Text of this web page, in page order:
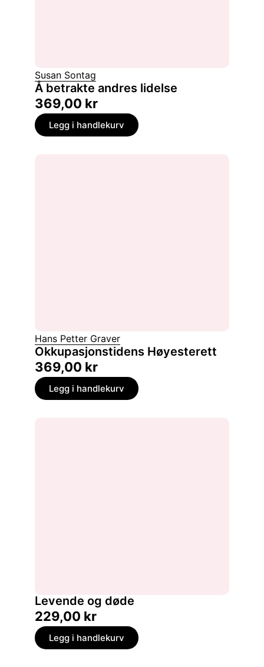
Susan Sontag
Å betrakte andres lidelse
369,00 kr
Legg i handlekurv
Hans Petter Graver
Okkupasjonstidens Høyesterett
369,00 kr
Legg i handlekurv
Levende og døde
229,00 kr
Legg i handlekurv